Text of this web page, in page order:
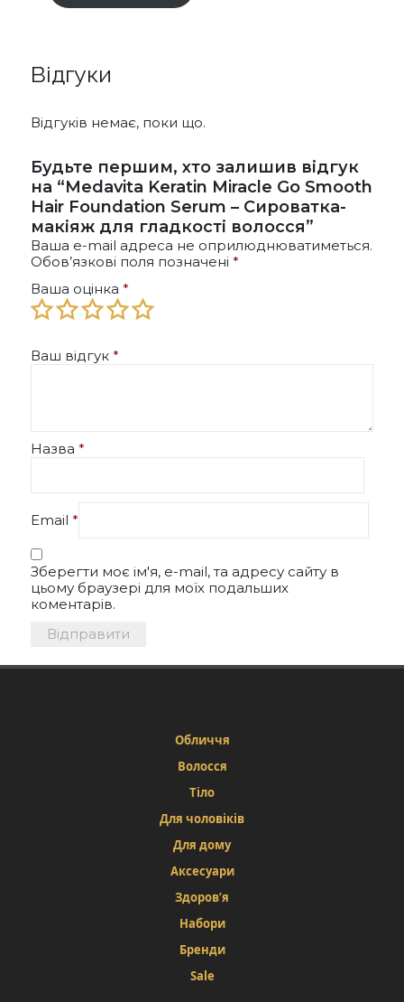
від
до
1065,00 ₴
на
товару
Відгуки
Відгуків немає, поки що.
Будьте першим, хто залишив відгук
на “Medavita Keratin Miracle Go Smooth
Hair Foundation Serum – Сироватка-
макіяж для гладкості волосся”
Ваша e-mail адреса не оприлюднюватиметься.
Обов’язкові поля позначені *
Ваша оцінка *
Ваш відгук *
Назва *
Email *
Зберегти моє ім'я, e-mail, та адресу сайту в
цьому браузері для моїх подальших
коментарів.
Обличчя
Волосся
Тіло
Для чоловіків
Для дому
Аксесуари
Здоров’я
Набори
Бренди
Sale